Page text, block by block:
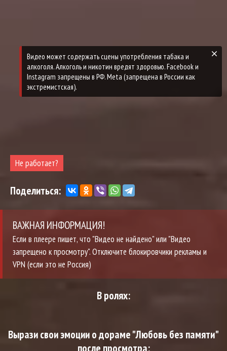
Не работает?
Поделиться:
ВАЖНАЯ ИНФОРМАЦИЯ!
Если в плеере пишет, что "Видео не найдено" или "Видео
запрещено к просмотру". Отключите блокировчики рекламы и
VPN (если это не Россия)
В ролях:
Вырази свои эмоции о дораме "Любовь без памяти"
после просмотра: